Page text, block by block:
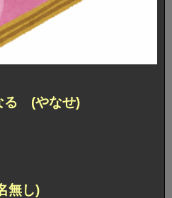
る (やなせ)
無し)